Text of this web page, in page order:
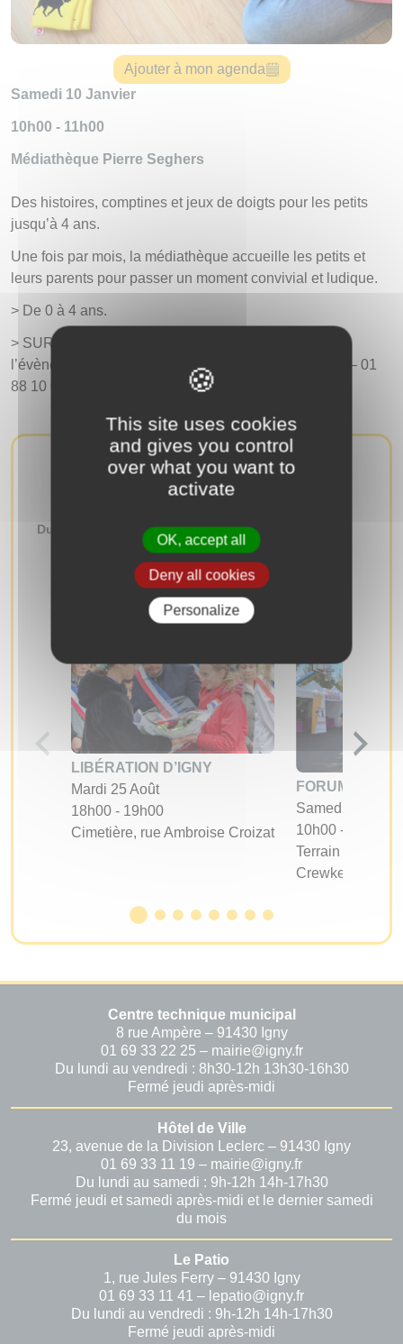
Ajouter à mon agenda
Samedi 10 Janvier
10h00 - 11h00
Médiathèque Pierre Seghers
Des histoires, comptines et jeux de doigts pour les petits
jusqu’à 4 ans.
Une fois par mois, la médiathèque accueille les petits et
leurs parents pour passer un moment convivial et ludique.
> De 0 à 4 ans.
> SUR INSCRIPTION (1 mois avant la date de
l’évènement) à mediatheque-igny@paris-saclay.com – 01
88 10 05 05
AUTRES ÉVÉNEMENTS
Du au
RECHERCHER
LIBÉRATION D’IGNY
Mardi 25 Août
18h00 - 19h00
Cimetière, rue Ambroise Croizat
FORUM DES
Samedi 05
10h00 - 17h00
Terrain
Crewkerne
Centre technique municipal
8 rue Ampère – 91430 Igny
01 69 33 22 25 – mairie@igny.fr
Du lundi au vendredi : 8h30-12h 13h30-16h30
Fermé jeudi après-midi
Hôtel de Ville
23, avenue de la Division Leclerc – 91430 Igny
01 69 33 11 19 – mairie@igny.fr
Du lundi au samedi : 9h-12h 14h-17h30
Fermé jeudi et samedi après-midi et le dernier samedi
du mois
Le Patio
1, rue Jules Ferry – 91430 Igny
01 69 33 11 41 – lepatio@igny.fr
Du lundi au vendredi : 9h-12h 14h-17h30
Fermé jeudi après-midi
This site uses cookies
and gives you control
over what you want to
activate
OK, accept all
Deny all cookies
Personalize